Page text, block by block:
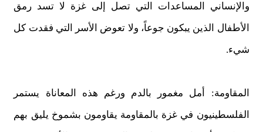
والإنساني المساعدات التي تصل إلى غزة لا تسد رمق
الأطفال الذين يبكون جوعاً، ولا تعوض الأسر التي فقدت كل
شيء.
المقاومة: أمل مغمور بالدم ورغم هذه المعاناة يستمر
الفلسطينيون في غزة بالمقاومة يقاومون بشموخ يليق بهم